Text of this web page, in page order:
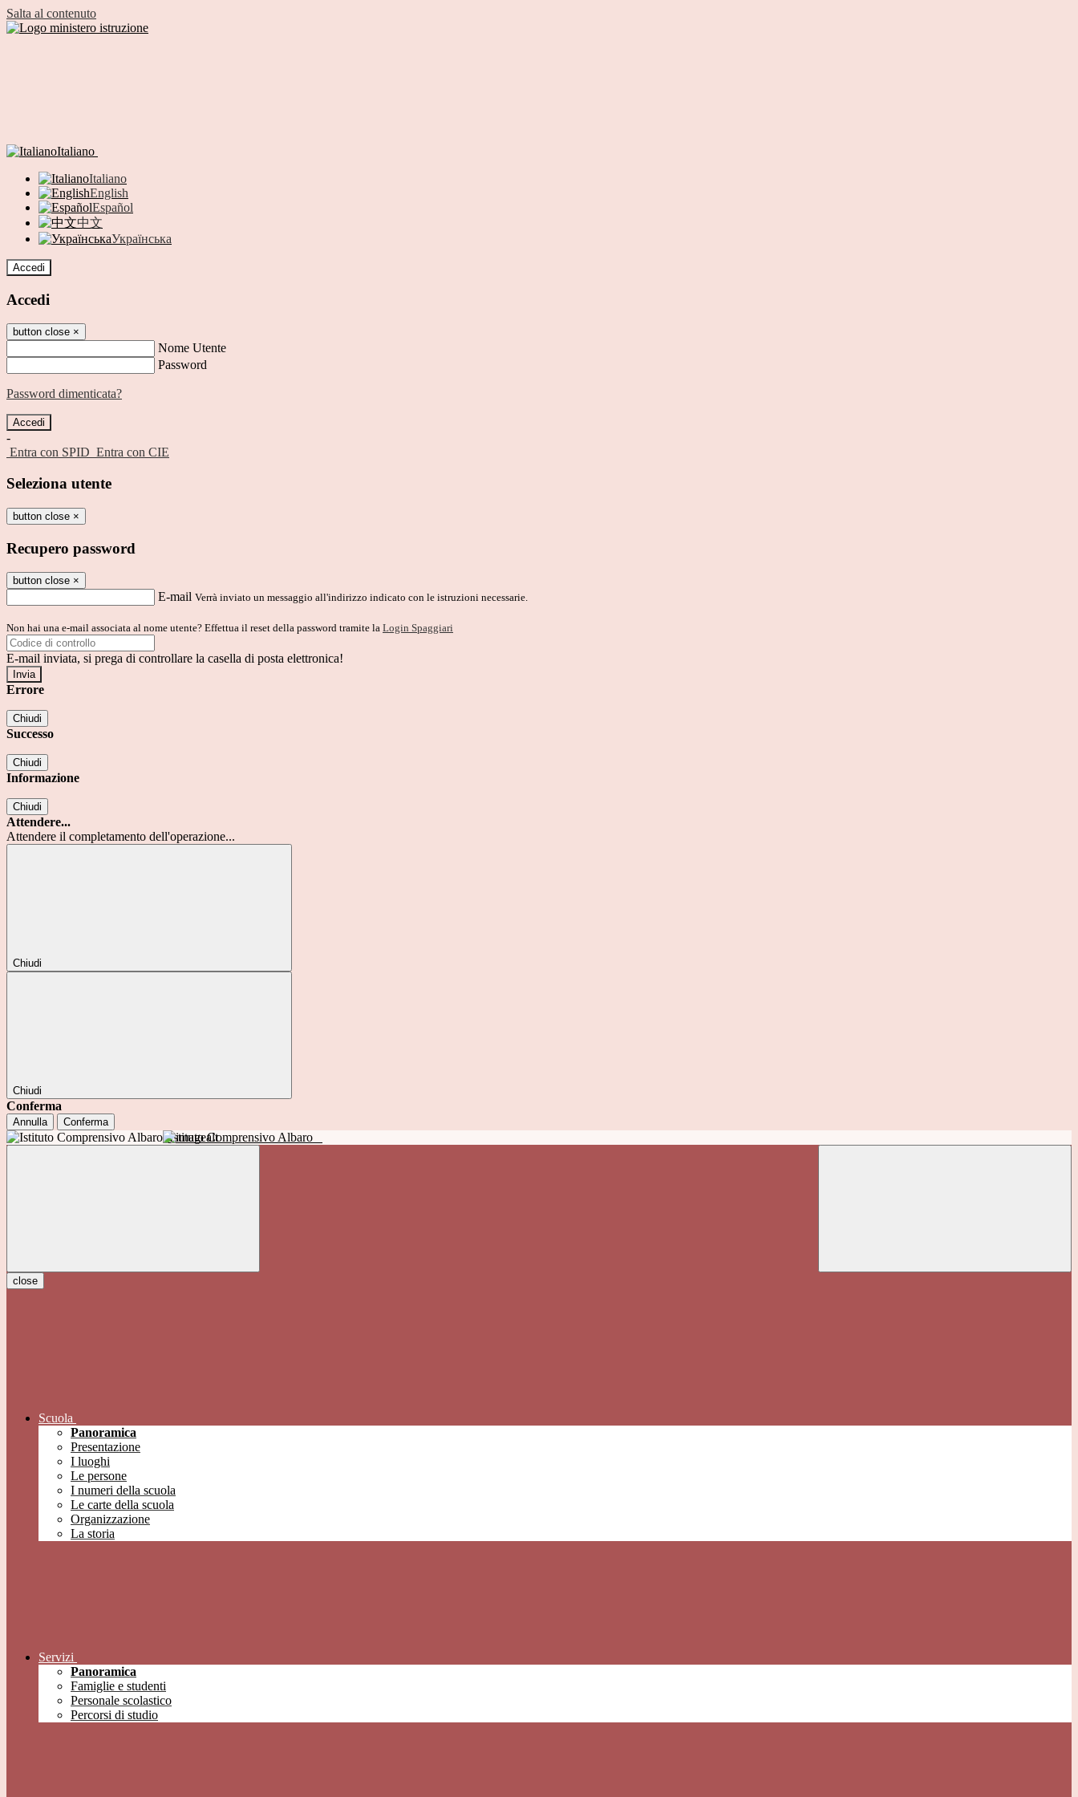
Salta al contenuto
Italiano
Italiano
English
Español
中文
Українська
Accedi
Accedi
button close ×
Nome Utente
Password
Password dimenticata?
-
Entra con SPID Entra con CIE
Seleziona utente
button close ×
Recupero password
button close ×
E-mail Verrà inviato un messaggio all'indirizzo indicato con le istruzioni necessarie.
Non hai una e-mail associata al nome utente? Effettua il reset della password tramite la Login Spaggiari
E-mail inviata, si prega di controllare la casella di posta elettronica!
Errore
Chiudi
Successo
Chiudi
Informazione
Chiudi
Attendere...
Attendere il completamento dell'operazione...
Chiudi
Chiudi
Conferma
Annulla Conferma
Istituto Comprensivo Albaro
close
Scuola
Panoramica
Presentazione
I luoghi
Le persone
I numeri della scuola
Le carte della scuola
Organizzazione
La storia
Servizi
Panoramica
Famiglie e studenti
Personale scolastico
Percorsi di studio